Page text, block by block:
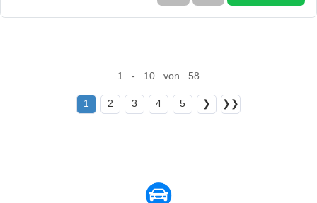
1 - 10 von 58
1 2 3 4 5 ❯ ❯❯